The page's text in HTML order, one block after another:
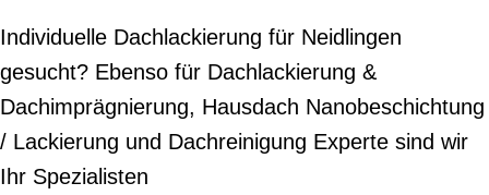
Individuelle Dachlackierung für Neidlingen
gesucht? Ebenso für Dachlackierung &
Dachimprägnierung, Hausdach Nanobeschichtung
/ Lackierung und Dachreinigung Experte sind wir
Ihr Spezialisten